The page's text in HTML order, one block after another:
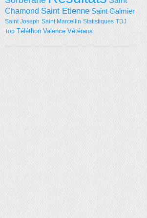
Chamond Saint Etienne Saint Galmier
Saint Joseph Saint Marcellin Statistiques TDJ
Top Téléthon Valence Vétérans